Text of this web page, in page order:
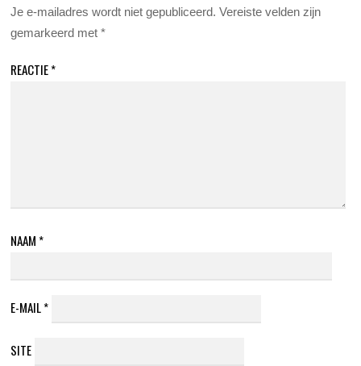
Je e-mailadres wordt niet gepubliceerd. Vereiste velden zijn
gemarkeerd met*
REACTIE*
NAAM *
E-MAIL*
SITE